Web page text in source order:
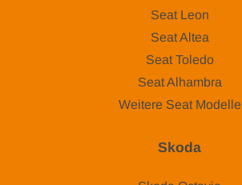
Seat Leon
Seat Altea
Seat Toledo
Seat Alhambra
Weitere Seat Modelle
Skoda